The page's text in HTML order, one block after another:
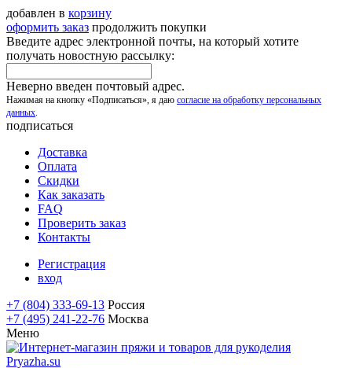
добавлен в корзину
оформить заказ продолжить покупки
Введите адрес электронной почты, на который хотите
получать новостную рассылку:
Неверно введен почтовый адрес.
Нажимая на кнопку «Подписаться», я даю согласие на обработку персональных
данных.
подписаться
Доставка
Оплата
Скидки
Как заказать
FAQ
Проверить заказ
Контакты
Регистрация
вход
+7 (804) 333-69-13 Россия
+7 (495) 241-22-76 Москва
Меню